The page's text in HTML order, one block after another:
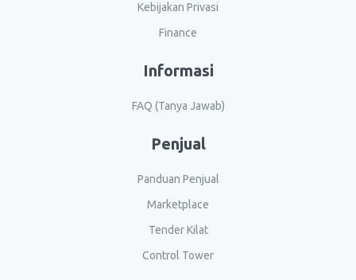
Kebijakan Privasi
Finance
Informasi
FAQ (Tanya Jawab)
Penjual
Panduan Penjual
Marketplace
Tender Kilat
Control Tower